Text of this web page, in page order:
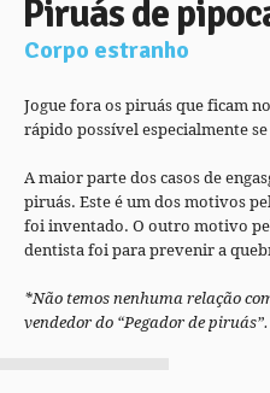
Piruás de
Corpo estranho
Jogue fora os piruás que ficam
rápido possível especialmente
A maior parte dos casos de
piruás. Este é um dos motivos
foi inventado. O outro motivo
dentista foi para prevenir a
*Não temos nenhuma relação
vendedor do “Pegador de piruás”.